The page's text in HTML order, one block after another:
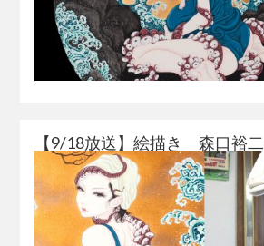
【9/18放送】絵描き 森口裕二